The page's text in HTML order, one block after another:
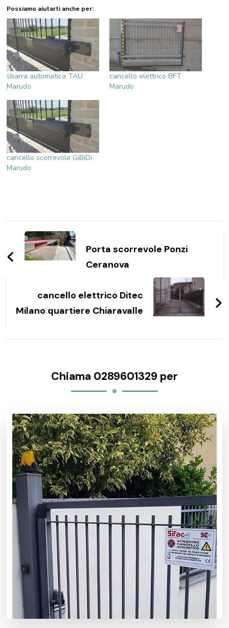
Possiamo aiutarti anche per:
sbarra automatica TAU
Marudo
cancello elettrico BFT
Marudo
cancello scorrevole GiBiDi
Marudo
Navigazione
articoli
Porta scorrevole Ponzi
Ceranova
cancello elettrico Ditec
Milano quartiere Chiaravalle
Chiama 0289601329 per